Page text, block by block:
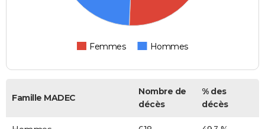
Femmes Hommes
Famille MADEC
Nombre de
décès
% des
décès